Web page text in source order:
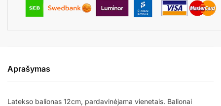
Aprašymas
Latekso balionas 12cm, pardavinėjama vienetais. Balionai